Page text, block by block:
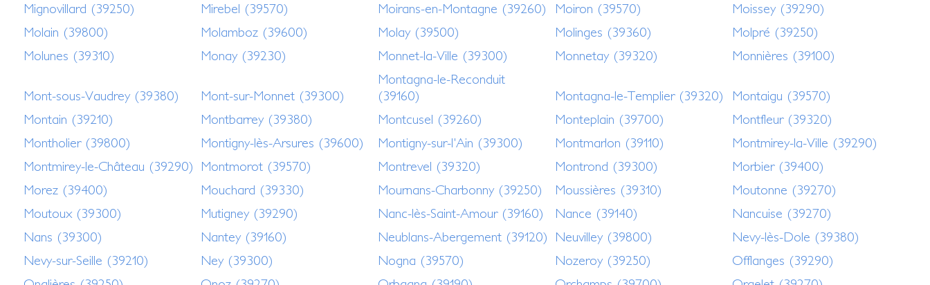
Mignovillard (39250)
Mirebel (39570) Moirans-en-Montagne (39260) Moiron (39570)
Moissey (39290)
Molain (39800)
Molamboz (39600) Molay (39500) Molinges (39360)
Molpré (39250)
Molunes (39310)
Monay (39230) Monnet-la-Ville (39300) Monnetay (39320) Monnières (39100)
Mont-sous-Vaudrey (39380) Mont-sur-Monnet (39300)
Montagna-le-Reconduit
(39160)
Montagna-le-Templier (39320)
Montaigu (39570)
Montain (39210)
Montbarrey (39380) Montcusel (39260) Monteplain (39700)
Montfleur (39320)
Montholier (39800)
Montigny-lès-Arsures (39600) Montigny-sur-l'Ain (39300) Montmarlon (39110)
Montmirey-la-Ville (39290)
Montmirey-le-Château (39290)
Montmorot (39570) Montrevel (39320) Montrond (39300)
Morbier (39400)
Morez (39400)
Mouchard (39330) Mournans-Charbonny (39250) Moussières (39310)
Moutonne (39270)
Moutoux (39300)
Mutigney (39290) Nanc-lès-Saint-Amour (39160) Nance (39140)
Nancuise (39270)
Nans (39300)
Nantey (39160) Neublans-Abergement (39120) Neuvilley (39800)
Nevy-lès-Dole (39380)
Nevy-sur-Seille (39210)
Ney (39300) Nogna (39570) Nozeroy (39250)
Offlanges (39290)